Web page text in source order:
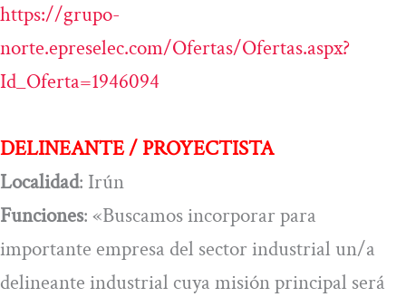
https://grupo-
norte.epreselec.com/Ofertas/Ofertas.aspx?
Id_Oferta=1946094
DELINEANTE / PROYECTISTA
Localidad: Irún
Funciones: «Buscamos incorporar para
importante empresa del sector industrial un/a
delineante industrial cuya misión principal será